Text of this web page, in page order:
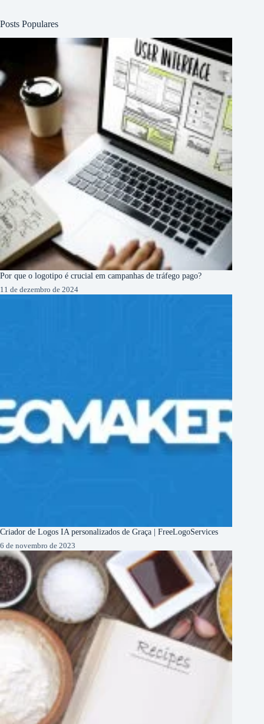
Posts Populares
Por que o logotipo é crucial em campanhas de tráfego pago?
11 de dezembro de 2024
Criador de Logos IA personalizados de Graça | FreeLogoServices
6 de novembro de 2023